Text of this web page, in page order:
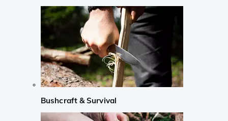
Bushcraft & Survival